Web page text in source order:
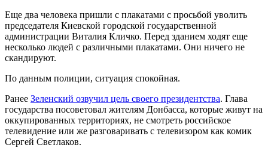
Еще два человека пришли с плакатами с просьбой уволить
председателя Киевской городской государственной
администрации Виталия Кличко. Перед зданием ходят еще
несколько людей с различными плакатами. Они ничего не
скандируют.
По данным полиции, ситуация спокойная.
Ранее Зеленский озвучил цель своего президентства. Глава
государства посоветовал жителям Донбасса, которые живут на
оккупированных территориях, не смотреть российское
телевидение или же разговаривать с телевизором как комик
Сергей Светлаков.